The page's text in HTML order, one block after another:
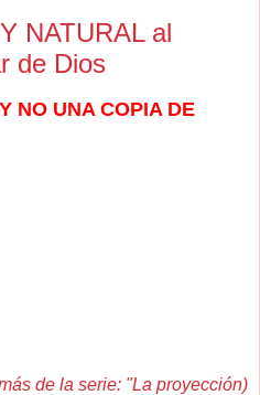
NATURAL al
de Dios
NO UNA COPIA DE
de la serie: "La proyección)